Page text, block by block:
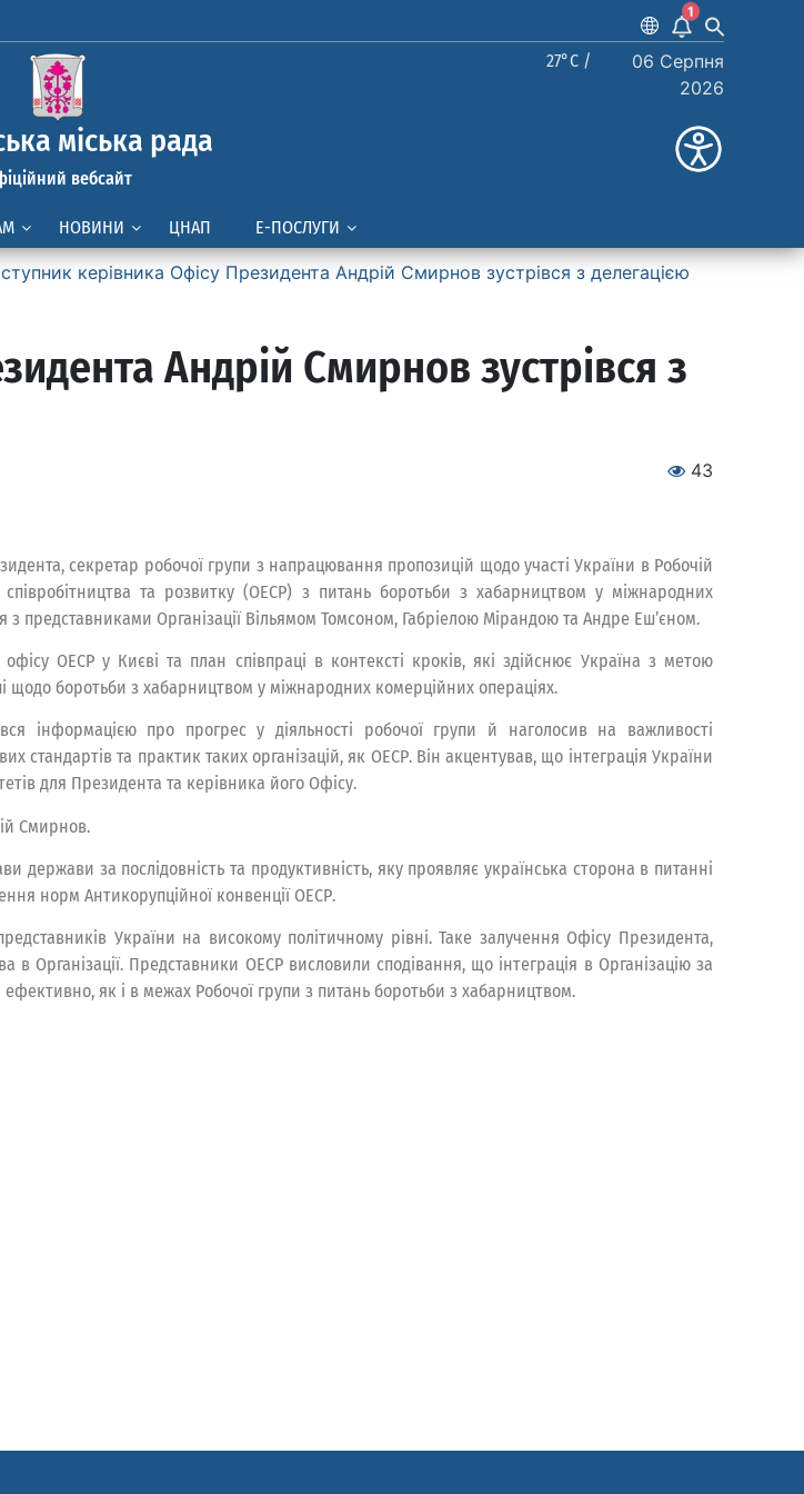
1
міська рада
вебсайт
27°C /
06 Серпня
2026
НОВИНИ ЦНАП Е-ПОСЛУГИ
керівника Офісу Президента Андрій Смирнов зустрівся з делегацією
Андрій Смирнов зустрівся з
43
секретар робочої групи з напрацювання пропозицій щодо участі України в Робочій
співробітництва та розвитку (ОЕСР) з питань боротьби з хабарництвом у міжнародних
з представниками Організації Вільямом Томсоном, Габріелою Мірандою та Андре Еш’єном.
ОЕСР у Києві та план співпраці в контексті кроків, які здійснює Україна з метою
щодо боротьби з хабарництвом у міжнародних комерційних операціях.
інформацією про прогрес у діяльності робочої групи й наголосив на важливості
стандартів та практик таких організацій, як ОЕСР. Він акцентував, що інтеграція України
для Президента та керівника його Офісу.
Смирнов.
держави за послідовність та продуктивність, яку проявляє українська сторона в питанні
норм Антикорупційної конвенції ОЕСР.
України на високому політичному рівні. Таке залучення Офісу Президента,
в Організації. Представники ОЕСР висловили сподівання, що інтеграція в Організацію за
як і в межах Робочої групи з питань боротьби з хабарництвом.